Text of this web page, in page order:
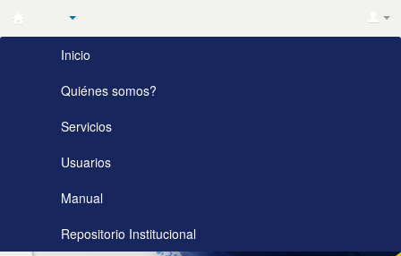
Biblioteca
Zambrano
Bucheli
AUNAR
Inicio
Quiénes somos?
Servicios
Usuarios
Manual
Repositorio Institucional